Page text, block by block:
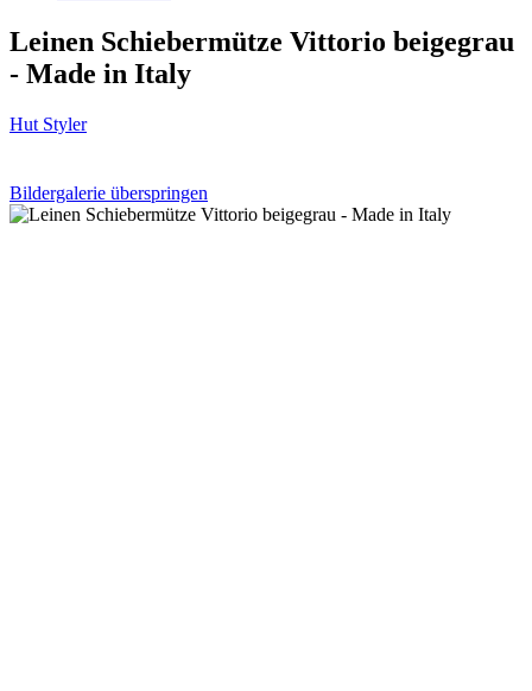
Leinen Schiebermütze Vittorio beigegrau
- Made in Italy
Hut Styler
Bildergalerie überspringen